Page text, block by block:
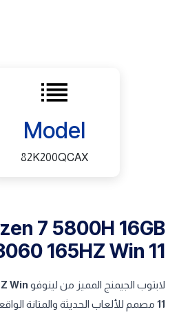
Model
82K200QCAX
7 5800H 16GB
165HZ Win 11
لابتوب الجيمنج المميز من لينوفو Win
11 مصمم للألعاب الحديثة والمتانة